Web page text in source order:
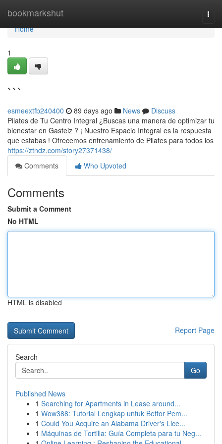
bookmarkshut
Home
Home
1
```
esmeextfb240400 89 days ago News
Discuss
Pilates de Tu Centro Integral ¿Buscas una manera de optimizar tu
bienestar en Gasteiz ? ¡ Nuestro Espacio Integral es la respuesta
que estabas ! Ofrecemos entrenamiento de Pilates para todos los
https://ztndz.com/story27371438/
Comments
Who Upvoted
Comments
Submit a Comment
No HTML
HTML is disabled
Report Page
Search
Go
Published News
1 Searching for Apartments in Lease around...
1 Wow388: Tutorial Lengkap untuk Bettor Pem...
1 Could You Acquire an Alabama Driver's Lice...
1 Máquinas de Tortilla: Guía Completa para tu Neg...